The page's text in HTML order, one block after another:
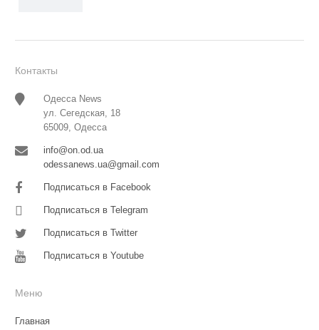
Контакты
Одесса News
ул. Сегедская, 18
65009, Одесса
info@on.od.ua
odessanews.ua@gmail.com
Подписаться в Facebook
Подписаться в Telegram
Подписаться в Twitter
Подписаться в Youtube
Меню
Главная